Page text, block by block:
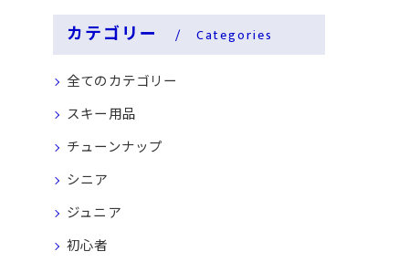
カテゴリー Categories
全てのカテゴリー
スキー用品
チューンナップ
シニア
ジュニア
初心者